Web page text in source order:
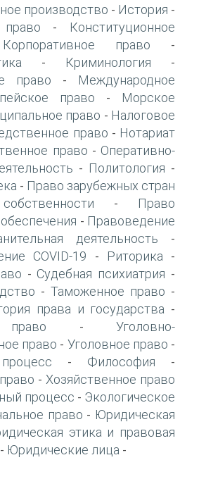
производство - История -
-
Конституционное
Корпоративное право -
- Криминология -
право -
Международное
право -
Морское
право - Налоговое
право - Нотариат
право - Оперативно-
- Политология -
- Право зарубежных стран
-
Право
- Правоведение
деятельность -
COVID-19 - Риторика -
- Судебная психиатрия -
- Таможенное право -
права и государства -
-Уголовно-
право - Уголовное право -
- Философия -
- Хозяйственное право
процесс - Экологическое
право - Юридическая
этика и правовая
- Юридические лица -